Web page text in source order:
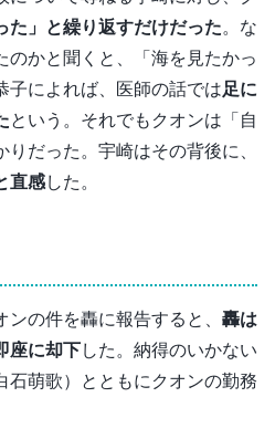
た」と繰り返すだけだった。な
のかと聞くと、「海を見たかっ
子によれば、医師の話では足に
という。それでもクオンは「自
だった。宇崎はその背後に、
直感した。
の件を轟に報告すると、 轟は
座に却下した。納得のいかない
石萌歌）とともにクオンの勤務